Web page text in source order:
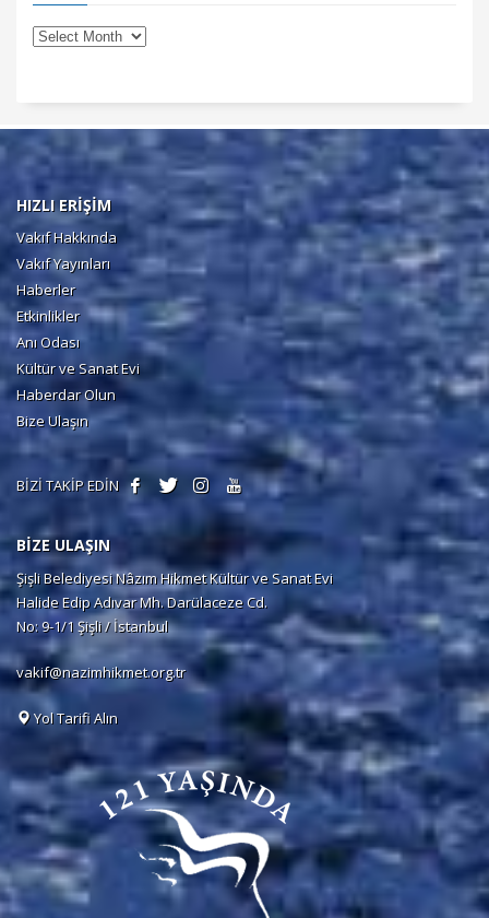
HIZLI ERİŞİM
Vakıf Hakkında
Vakıf Yayınları
Haberler
Etkinlikler
Anı Odası
Kültür ve Sanat Evi
Haberdar Olun
Bize Ulaşın
BİZİ TAKİP EDİN
BİZE ULAŞIN
Şişli Belediyesi Nâzım Hikmet Kültür ve Sanat Evi
Halide Edip Adıvar Mh. Darülaceze Cd.
No: 9-1/1 Şişli / İstanbul
vakif@nazimhikmet.org.tr
Yol Tarifi Alın